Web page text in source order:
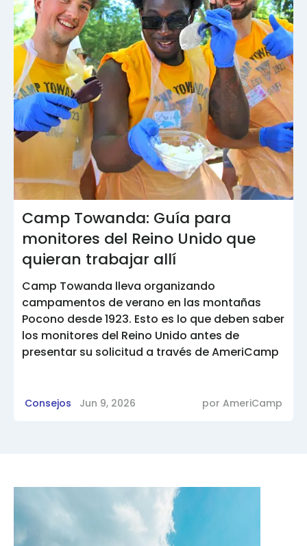
Camp Towanda: Guía para
monitores del Reino Unido que
quieran trabajar allí
Camp Towanda lleva organizando
campamentos de verano en las montañas
Pocono desde 1923. Esto es lo que deben saber
los monitores del Reino Unido antes de
presentar su solicitud a través de AmeriCamp
Consejos Jun 9, 2026 por AmeriCamp